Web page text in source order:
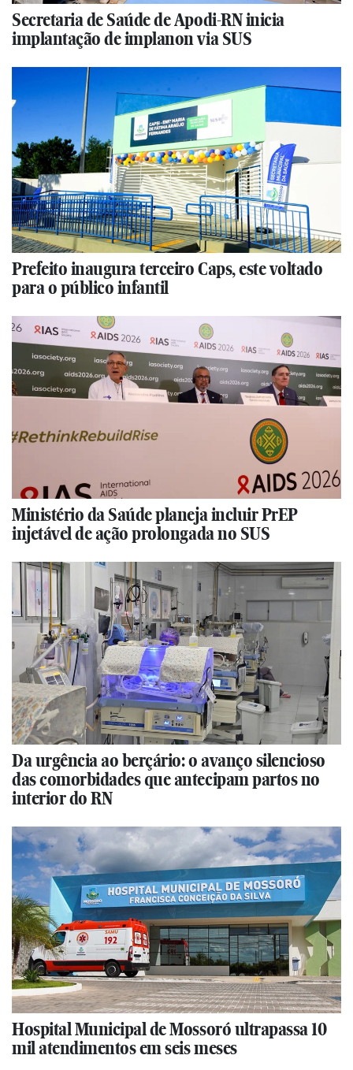
Secretaria de Saúde de Apodi-RN inicia
implantação de implanon via SUS
Prefeito inaugura terceiro Caps, este voltado
para o público infantil
Ministério da Saúde planeja incluir PrEP
injetável de ação prolongada no SUS
Da urgência ao berçário: o avanço silencioso
das comorbidades que antecipam partos no
interior do RN
Hospital Municipal de Mossoró ultrapassa 10
mil atendimentos em seis meses